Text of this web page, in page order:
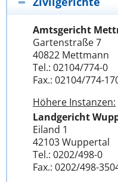
Amtsgericht
Gartenstraße 7
40822 Mettmann
Tel.: 02104/774-0
Fax.: 02104/774-
Höhere Instanzen:
Landgericht
Eiland 1
42103 Wuppertal
Tel.: 0202/498-0
Fax.: 0202/498-